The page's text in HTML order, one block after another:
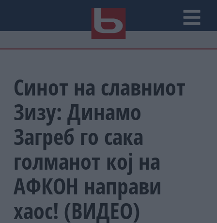
Синот на славниот
Зизу: Динамо
Загреб го сака
голманот кој на
АФКОН направи
хаос! (ВИДЕО)